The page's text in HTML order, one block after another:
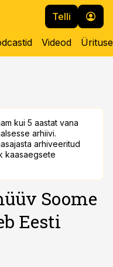
Telli
Videod
kui 5 aastat vana
arhiivi.
arhiveeritud
kaasaegsete
Soome
Eesti